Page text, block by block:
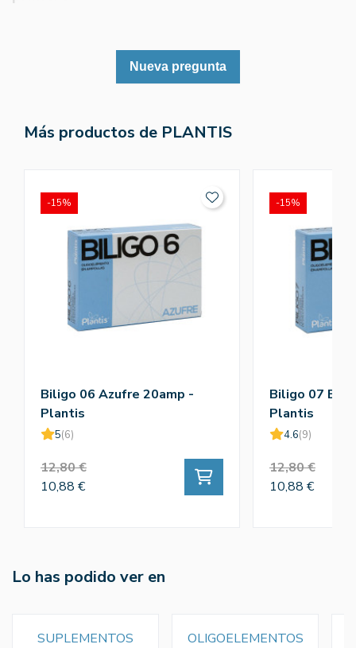
Nueva pregunta
Más productos de PLANTIS
Biligo 06 Azufre 20amp -
Plantis
5(6)
12,80 €
10,88 €
-15%
Biligo 07
Plantis
4.6(9)
12,80 €
10,88 €
-15%
Lo has podido ver en
SUPLEMENTOS
OLIGOELEMENTOS